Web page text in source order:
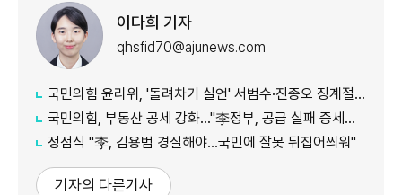
이다희 기자
qhsfid70@ajunews.com
국민의힘 윤리위, '돌려차기 실언' 서범수·진종오 징계절차 개시
국민의힘, 부동산 공세 강화..."李정부, 공급 실패 증세로 덮으려 해"
정점식 "李, 김용범 경질해야...국민에 잘못 뒤집어씌워"
기자의 다른기사